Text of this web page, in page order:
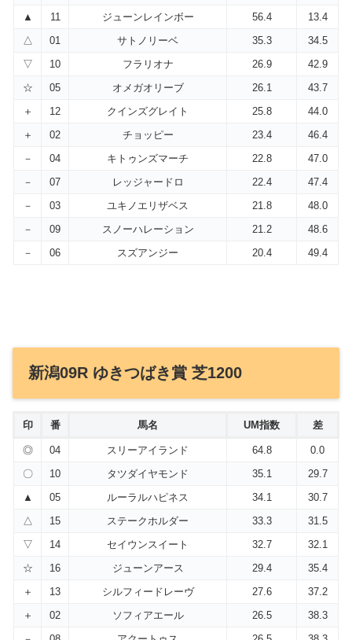
▲
11 ジューンレインボー 56.4
13.4
△
01 サトノリーベ 35.3
34.5
▽
10 フラリオナ 26.9
42.9
☆
05 オメガオリーブ 26.1
43.7
＋
12 クインズグレイト 25.8
44.0
＋
02 チョッピー 23.4
46.4
－
04 キトゥンズマーチ 22.8
47.0
－
07 レッジャードロ 22.4
47.4
－
03 ユキノエリザベス 21.8
48.0
－
09 スノーハレーション 21.2
48.6
－
06 スズアンジー 20.4 49.4
新潟09R ゆきつばき賞 芝1200
印 番 馬名 UM指数 差
◎ 04 スリーアイランド 64.8
0.0
〇
10 タツダイヤモンド 35.1
29.7
▲
05 ルーラルハピネス 34.1
30.7
△
15 ステークホルダー 33.3
31.5
▽
14 セイウンスイート 32.7
32.1
☆
16 ジューンアース 29.4
35.4
＋
13 シルフィードレーヴ 27.6
37.2
＋
02 ソフィアエール 26.5
38.3